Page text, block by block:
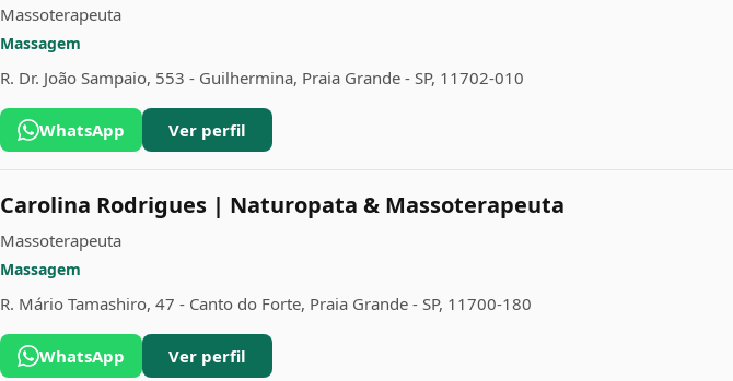
Massoterapeuta
Massagem
R. Dr. João Sampaio, 553 - Guilhermina, Praia Grande - SP, 11702-010
WhatsApp Ver perfil
Carolina Rodrigues | Naturopata & Massoterapeuta
Massoterapeuta
Massagem
R. Mário Tamashiro, 47 - Canto do Forte, Praia Grande - SP, 11700-180
WhatsApp Ver perfil